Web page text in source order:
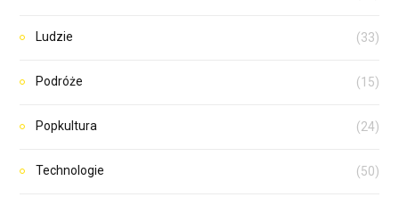
Ludzie (33)
Podróże (15)
Popkultura (24)
Technologie (50)